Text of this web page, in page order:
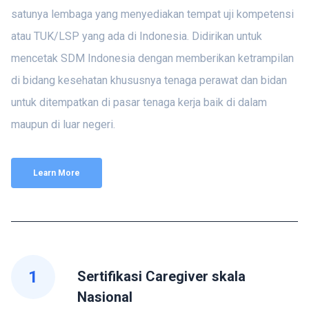
satunya lembaga yang menyediakan tempat uji kompetensi
atau TUK/LSP yang ada di Indonesia. Didirikan untuk
mencetak SDM Indonesia dengan memberikan ketrampilan
di bidang kesehatan khususnya tenaga perawat dan bidan
untuk ditempatkan di pasar tenaga kerja baik di dalam
maupun di luar negeri.
Learn More
1
Sertifikasi Caregiver skala
Nasional